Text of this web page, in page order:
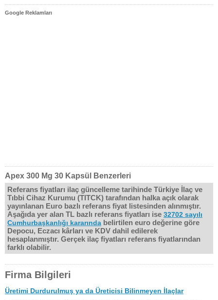
Google Reklamları
Apex 300 Mg 30 Kapsül Benzerleri
Referans fiyatları ilaç güncelleme tarihinde Türkiye İlaç ve
Tıbbi Cihaz Kurumu (TITCK) tarafından halka açık olarak
yayınlanan Euro bazlı referans fiyat listesinden alınmıştır.
Aşağıda yer alan TL bazlı referans fiyatları ise 32702 sayılı
Cumhurbaşkanlığı kararında belirtilen euro değerine göre
Depocu, Eczacı kârları ve KDV dahil edilerek
hesaplanmıştır. Gerçek ilaç fiyatları referans fiyatlarından
farklı olabilir.
Firma Bilgileri
Üretimi Durdurulmuş ya da Üreticisi Bilinmeyen İlaçlar